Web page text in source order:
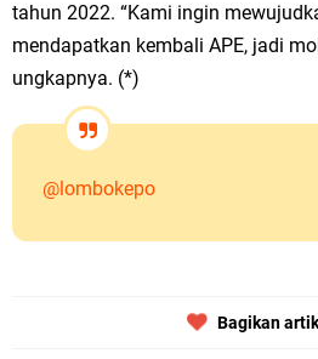
tahun 2022. “Kami ingin
mendapatkan kembali APE, jadi
ungkapnya. (*)
@lombokepo
Bagikan